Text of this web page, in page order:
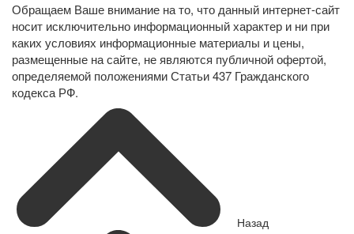
Обращаем Ваше внимание на то, что данный интернет-сайт
носит исключительно информационный характер и ни при
каких условиях информационные материалы и цены,
размещенные на сайте, не являются публичной офертой,
определяемой положениями Статьи 437 Гражданского
кодекса РФ.
Назад